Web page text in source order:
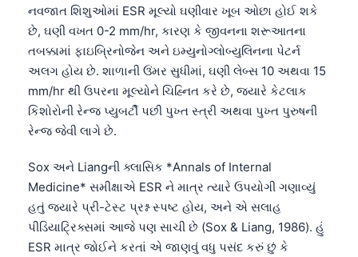
નવજાત શિશુઓમાં ESR મૂલ્યો ઘણીવાર ખૂબ ઓછા હોઈ શકે
છે, ઘણી વખત 0-2 mm/hr, કારણ કે જીવનના શરૂઆતના
તબક્કામાં ફાઇબ્રિનોજેન અને ઇમ્યુનોગ્લોબ્યુલિનના પેટર્ન
અલગ હોય છે. શાળાની ઉંમર સુધીમાં, ઘણી લેબ્સ 10 અથવા 15
mm/hr થી ઉપરના મૂલ્યોને ચિહ્નિત કરે છે, જ્યારે કેટલાક
કિશોરોની રેન્જ પ્યુબર્ટી પછી પુખ્ત સ્ત્રી અથવા પુખ્ત પુરુષની
રેન્જ જેવી લાગે છે.
Sox અને Liangની ક્લાસિક *Annals of Internal
Medicine* સમીક્ષાએ ESR ને માત્ર ત્યારે ઉપયોગી ગણાવ્યું
હતું જ્યારે પ્રી-ટેસ્ટ પ્રશ્ન સ્પષ્ટ હોય, અને એ સલાહ
પીડિયાટ્રિક્સમાં આજે પણ સાચી છે (Sox & Liang, 1986). હું
ESR માત્ર જોઈને કરતાં એ જાણવું વધુ પસંદ કરું છું કે